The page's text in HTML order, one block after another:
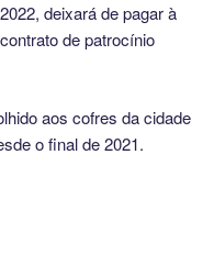
deixará de pagar à
de patrocínio
aos cofres da cidade
o final de 2021.